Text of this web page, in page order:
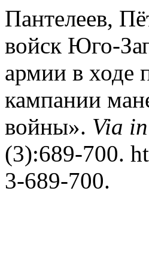
Пантелеев,
войск Юго-
армии в ходе
кампании
войны». Via
(3):689-700.
3-689-700.